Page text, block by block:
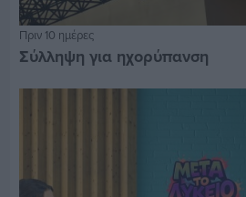
Πριν 10 ημέρες
Σύλληψη για ηχορύπανση